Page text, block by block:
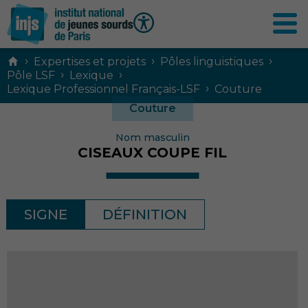
Contenu
principal
› Expertises et projets › Pôles linguistiques ›
Pôle LSF › Lexique ›
Lexique Professionnel Français-LSF › Couture
Couture
Nom masculin
CISEAUX COUPE FIL
SIGNE DÉFINITION